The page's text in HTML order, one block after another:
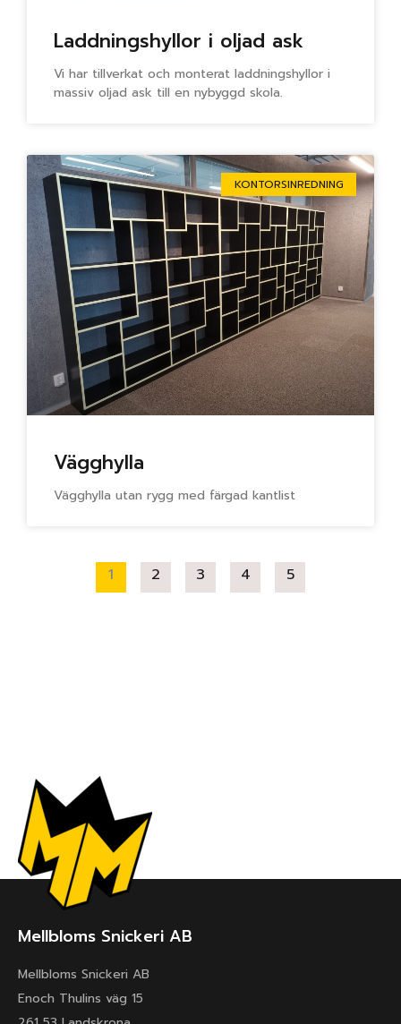
Laddningshyllor i oljad ask
Vi har tillverkat och monterat laddningshyllor i
massiv oljad ask till en nybyggd skola.
KONTORSINREDNING
Vägghylla
Vägghylla utan rygg med färgad kantlist
1 2 3 4 5
Mellbloms Snickeri AB
Mellbloms Snickeri AB
Enoch Thulins väg 15